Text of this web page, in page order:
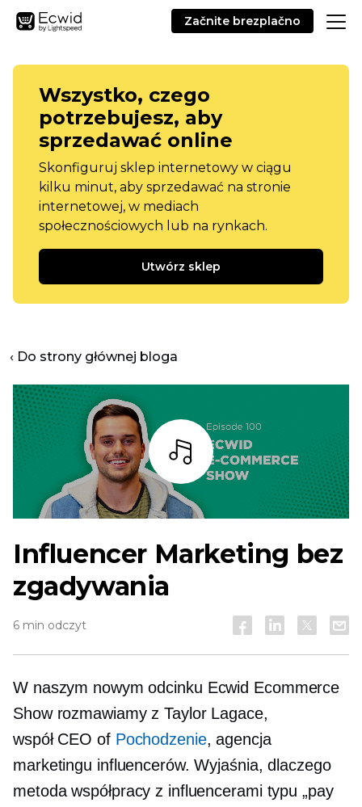
Začnite brezplačno
Wszystko, czego
potrzebujesz, aby
sprzedawać online
Skonfiguruj sklep internetowy w ciągu
kilku minut, aby sprzedawać na stronie
internetowej, w mediach
społecznościowych lub na rynkach.
Utwórz sklep
‹ Do strony głównej bloga
Słuchaj
Influencer Marketing bez
zgadywania
6 min odczyt
W naszym nowym odcinku Ecwid Ecommerce
Show rozmawiamy z Taylor Lagace,
współ CEO of Pochodzenie, agencja
marketingu influencerów. Wyjaśnia, dlaczego
metoda współpracy z influencerami typu „pay